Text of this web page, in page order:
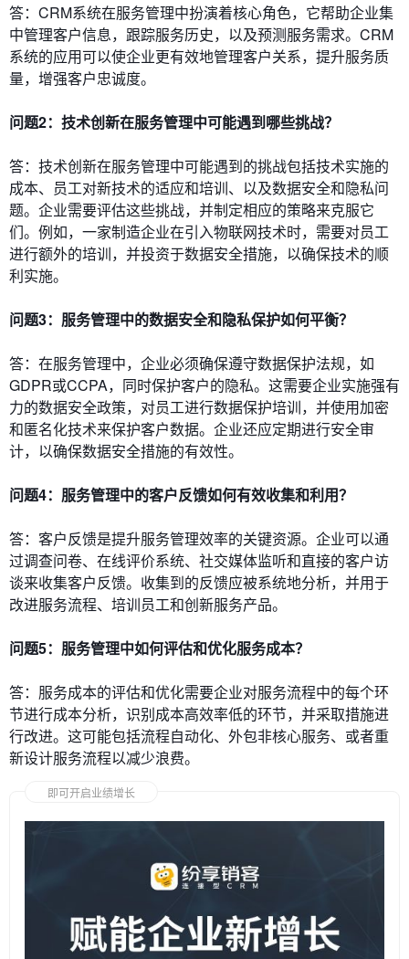
答：CRM系统在服务管理中扮演着核心角色，它帮助企业集
中管理客户信息，跟踪服务历史，以及预测服务需求。CRM
系统的应用可以使企业更有效地管理客户关系，提升服务质
量，增强客户忠诚度。
问题2：技术创新在服务管理中可能遇到哪些挑战？
答：技术创新在服务管理中可能遇到的挑战包括技术实施的
成本、员工对新技术的适应和培训、以及数据安全和隐私问
题。企业需要评估这些挑战，并制定相应的策略来克服它
们。例如，一家制造企业在引入物联网技术时，需要对员工
进行额外的培训，并投资于数据安全措施，以确保技术的顺
利实施。
问题3：服务管理中的数据安全和隐私保护如何平衡？
答：在服务管理中，企业必须确保遵守数据保护法规，如
GDPR或CCPA，同时保护客户的隐私。这需要企业实施强有
力的数据安全政策，对员工进行数据保护培训，并使用加密
和匿名化技术来保护客户数据。企业还应定期进行安全审
计，以确保数据安全措施的有效性。
问题4：服务管理中的客户反馈如何有效收集和利用？
答：客户反馈是提升服务管理效率的关键资源。企业可以通
过调查问卷、在线评价系统、社交媒体监听和直接的客户访
谈来收集客户反馈。收集到的反馈应被系统地分析，并用于
改进服务流程、培训员工和创新服务产品。
问题5：服务管理中如何评估和优化服务成本？
答：服务成本的评估和优化需要企业对服务流程中的每个环
节进行成本分析，识别成本高效率低的环节，并采取措施进
行改进。这可能包括流程自动化、外包非核心服务、或者重
新设计服务流程以减少浪费。
即可开启业绩增长